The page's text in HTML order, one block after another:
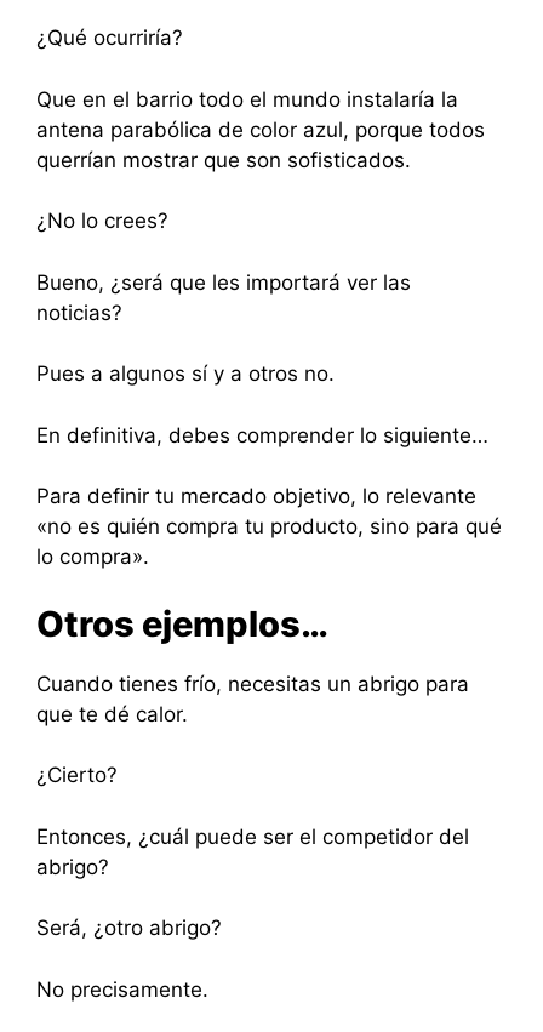
¿Qué ocurriría?
Que en el barrio todo el mundo instalaría la
antena parabólica de color azul, porque todos
querrían mostrar que son sofisticados.
¿No lo crees?
Bueno, ¿será que les importará ver las
noticias?
Pues a algunos sí y a otros no.
En definitiva, debes comprender lo siguiente…
Para definir tu mercado objetivo, lo relevante
«no es quién compra tu producto, sino para qué
lo compra».
Otros ejemplos…
Cuando tienes frío, necesitas un abrigo para
que te dé calor.
¿Cierto?
Entonces, ¿cuál puede ser el competidor del
abrigo?
Será, ¿otro abrigo?
No precisamente.